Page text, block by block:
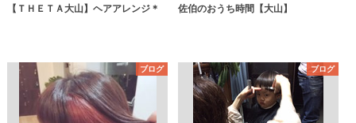
【ＴＨＥＴＡ大山】ヘアアレンジ＊ 佐伯のおうち時間【大山】
ブログ ブログ